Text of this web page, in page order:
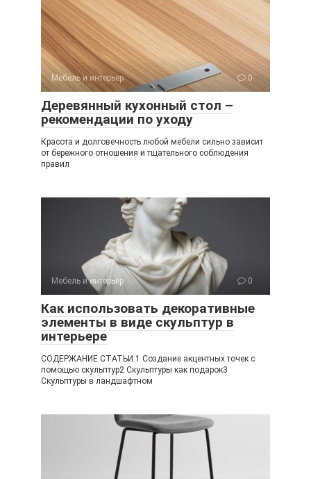
Мебель и интерьер 0
Деревянный кухонный стол –
рекомендации по уходу
Красота и долговечность любой мебели сильно зависит
от бережного отношения и тщательного соблюдения
правил
Мебель и интерьер 0
Как использовать декоративные
элементы в виде скульптур в
интерьере
СОДЕРЖАНИЕ СТАТЬИ:1 Создание акцентных точек с
помощью скульптур2 Скульптуры как подарок3
Скульптуры в ландшафтном